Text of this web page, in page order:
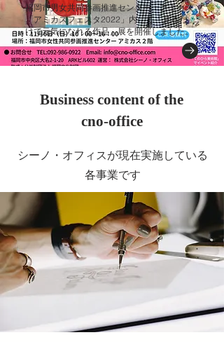
​福岡市男女共同参画推進センター・アミカス
「アミカスフェスタ2022」内にて「見るだ
けで元気になれる作品」展を開催しました。
Business content of the
cno-office
​シーノ・オフィスが現在実施している
各事業です